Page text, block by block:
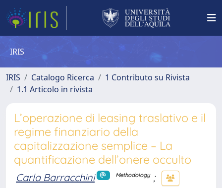
IRIS
IRIS Catalogo Ricerca
1 Contributo su Rivista
1.1 Articolo in rivista
L’operazione di leasing traslativo e il
regime finanziario della
capitalizzazione semplice – La
quantificazione dell’onere occulto
Carla Barracchini Methodology
;